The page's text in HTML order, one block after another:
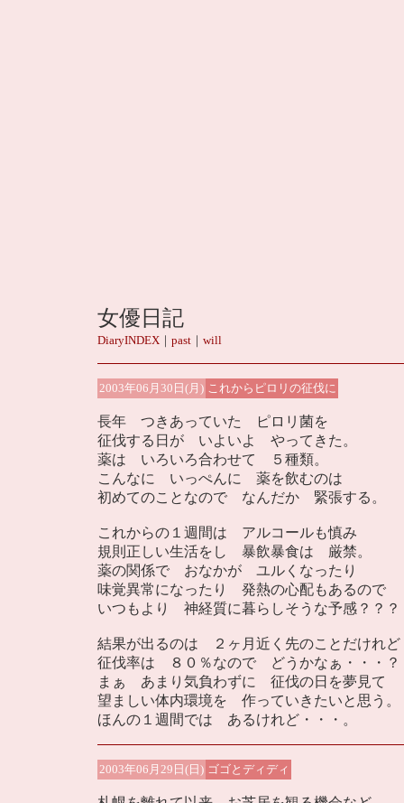
女優日記
DiaryINDEX｜ past｜ will
2003年06月30日(月) これからピロリの征伐に
長年 つきあっていた ピロリ菌を
征伐する日が いよいよ やってきた。
薬は いろいろ合わせて ５種類。
こんなに いっぺんに 薬を飲むのは
初めてのことなので なんだか 緊張する。
これからの１週間は アルコールも慎み
規則正しい生活をし 暴飲暴食は 厳禁。
薬の関係で おなかが ユルくなったり
味覚異常になったり 発熱の心配もあるので
いつもより 神経質に暮らしそうな予感？？？
結果が出るのは ２ヶ月近く先のことだけれど
征伐率は ８０％なので どうかなぁ・・・？
まぁ あまり気負わずに 征伐の日を夢見て
望ましい体内環境を 作っていきたいと思う。
ほんの１週間では あるけれど・・・。
2003年06月29日(日) ゴゴとディディ